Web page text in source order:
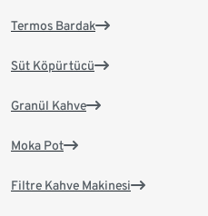
Termos Bardak
Süt Köpürtücü
Granül Kahve
Moka Pot
Filtre Kahve Makinesi